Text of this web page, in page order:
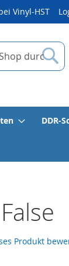
Vinyl-HST
DDR-
Produkt